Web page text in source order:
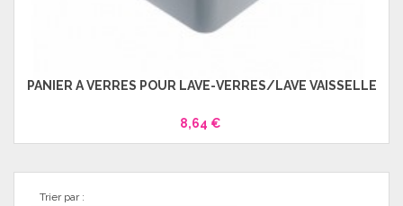
PANIER À VERRES POUR LAVE-VERRES/LAVE VAISSELLE
8,64 €
Trier par :